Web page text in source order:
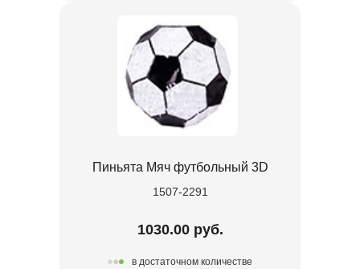
Пиньята Мяч футбольный 3D
1507-2291
1030.00 руб.
в достаточном количестве